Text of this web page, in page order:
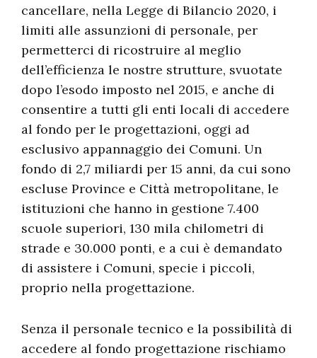
cancellare, nella Legge di Bilancio 2020, i
limiti alle assunzioni di personale, per
permetterci di ricostruire al meglio
dell’efficienza le nostre strutture, svuotate
dopo l’esodo imposto nel 2015, e anche di
consentire a tutti gli enti locali di accedere
al fondo per le progettazioni, oggi ad
esclusivo appannaggio dei Comuni. Un
fondo di 2,7 miliardi per 15 anni, da cui sono
escluse Province e Città metropolitane, le
istituzioni che hanno in gestione 7.400
scuole superiori, 130 mila chilometri di
strade e 30.000 ponti, e a cui è demandato
di assistere i Comuni, specie i piccoli,
proprio nella progettazione.
Senza il personale tecnico e la possibilità di
accedere al fondo progettazione rischiamo